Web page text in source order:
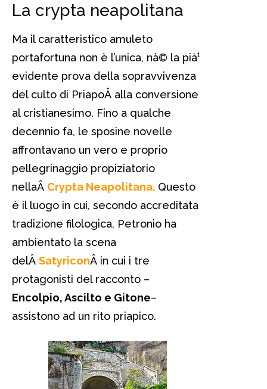
La crypta neapolitana
Ma il caratteristico amuleto
portafortuna non è l’unica, nà© la pià¹
evidente prova della sopravvivenza
del culto di PriapoÂ alla conversione
al cristianesimo. Fino a qualche
decennio fa, le sposine novelle
affrontavano un vero e proprio
pellegrinaggio propiziatorio
nellaÂ Crypta Neapolitana. Questo
è il luogo in cui, secondo accreditata
tradizione filologica, Petronio ha
ambientato la scena
delÂ SatyriconÂ in cui i tre
protagonisti del racconto –
Encolpio, Ascilto e Gitone–
assistono ad un rito priapico.